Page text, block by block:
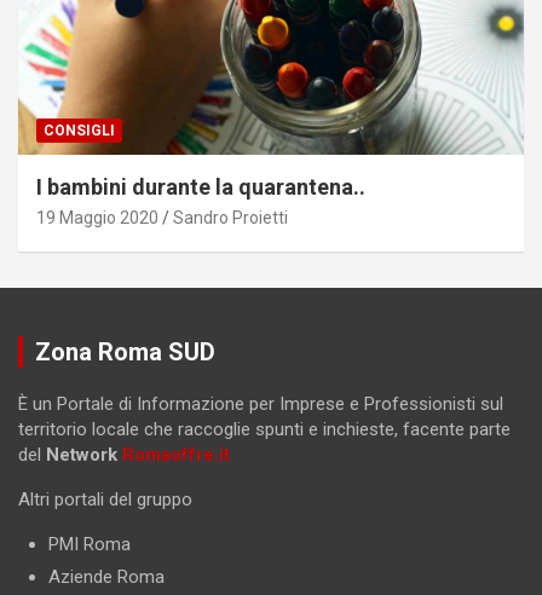
CONSIGLI
I bambini durante la quarantena..
19 Maggio 2020 Sandro Proietti
Zona Roma SUD
È un Portale di Informazione per Imprese e Professionisti sul
territorio locale che raccoglie spunti e inchieste, facente parte
del Network Romaoffre.it
Altri portali del gruppo
PMI Roma
Aziende Roma